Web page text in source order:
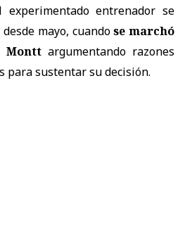
entrenador se
mayo, cuandose marchó
Montt argumentando razones
para sustentar su decisión.